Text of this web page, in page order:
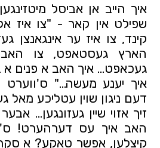
איך הייב אן אביסל
שפילט אין קאר - "צו איז
קינד, צו איז ער אינגאנצן
הארץ געסטאפט, צו
געכאפט... איך האב א פנים
איך יענע מעשה…" ס'ווערט
דעם ניגון שוין עטליכע
זיך אזוי שיין געזונגען...
האב איך עס דערהערט!
קיצלען, אפשר טאקע? א